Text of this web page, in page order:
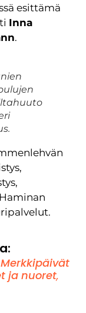
esittämä
Inna
.
Merkkipäivät
ja nuoret,